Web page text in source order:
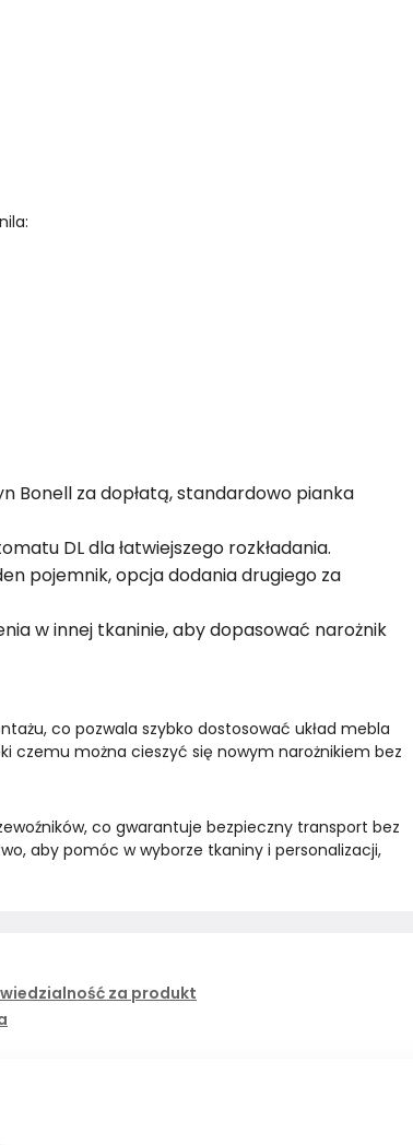
Bonell za dopłatą, standardowo pianka
DL dla łatwiejszego rozkładania.
pojemnik, opcja dodania drugiego za
w innej tkaninie, aby dopasować narożnik
co pozwala szybko dostosować układ mebla
czemu można cieszyć się nowym narożnikiem bez
co gwarantuje bezpieczny transport bez
aby pomóc w wyborze tkaniny i personalizacji,
za produkt